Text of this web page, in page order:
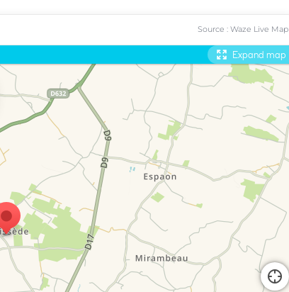
Source : Waze Live Map